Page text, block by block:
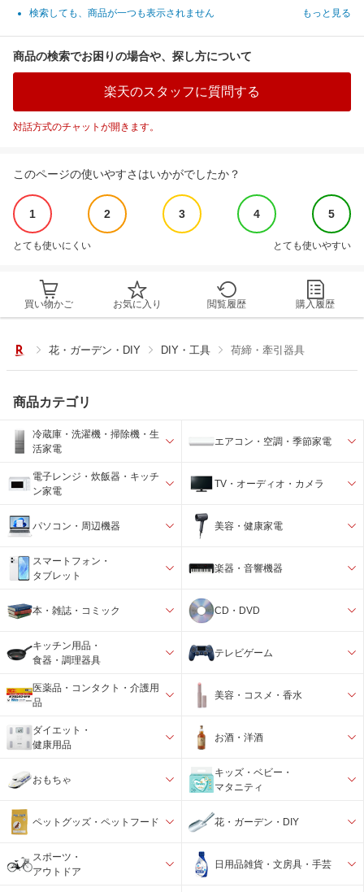
検索しても、商品が一つも表示されません
もっと見る
商品の検索でお困りの場合や、探し方について
楽天のスタッフに質問する
対話方式のチャットが開きます。
このページの使いやすさはいかがでしたか？
1 2 3 4 5
とても使いにくい とても使いやすい
買い物かご お気に入り 閲覧履歴 購入履歴
花・ガーデン・DIY DIY・工具 荷締・牽引器具
商品カテゴリ
冷蔵庫・洗濯機・掃除機・生
活家電
エアコン・空調・季節家電
電子レンジ・炊飯器・キッチ
ン家電
TV・オーディオ・カメラ
パソコン・周辺機器 美容・健康家電
スマートフォン・
タブレット
楽器・音響機器
本・雑誌・コミック CD・DVD
キッチン用品・
食器・調理器具
テレビゲーム
医薬品・コンタクト・介護用
品
美容・コスメ・香水
ダイエット・
健康用品
お酒・洋酒
おもちゃ
キッズ・ベビー・
マタニティ
ペットグッズ・ペットフード 花・ガーデン・DIY
スポーツ・
アウトドア
日用品雑貨・文房具・手芸